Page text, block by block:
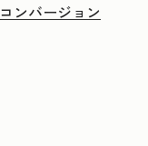
コンバージョン